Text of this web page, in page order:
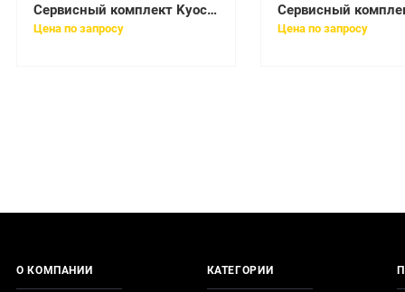
Сервисный комплект Kyocera 1702M75NX0
Цена по запросу Цена по запросу
О КОМПАНИИ КАТЕГОРИИ